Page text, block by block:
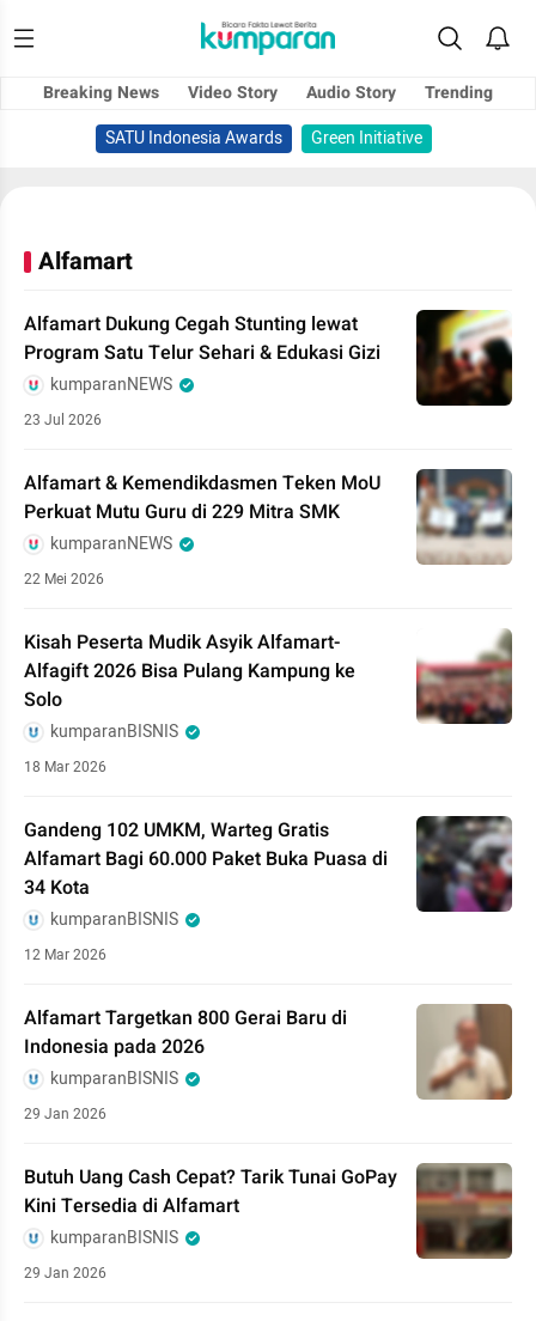
Breaking News Video Story Audio Story
Trending
SATU Indonesia Awards
Green Initiative
Alfamart
Alfamart Dukung Cegah Stunting lewat
Program Satu Telur Sehari & Edukasi Gizi
kumparanNEWS
23 Jul 2026
Alfamart & Kemendikdasmen Teken MoU
Perkuat Mutu Guru di 229 Mitra SMK
kumparanNEWS
22 Mei 2026
Kisah Peserta Mudik Asyik Alfamart-
Alfagift 2026 Bisa Pulang Kampung ke
Solo
kumparanBISNIS
18 Mar 2026
Gandeng 102 UMKM, Warteg Gratis
Alfamart Bagi 60.000 Paket Buka Puasa di
34 Kota
kumparanBISNIS
12 Mar 2026
Alfamart Targetkan 800 Gerai Baru di
Indonesia pada 2026
kumparanBISNIS
29 Jan 2026
Butuh Uang Cash Cepat? Tarik Tunai GoPay
Kini Tersedia di Alfamart
kumparanBISNIS
29 Jan 2026